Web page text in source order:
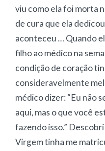
viu como ela foi morta
de cura que ela
aconteceu … Quando
filho ao médico na
condição de coração
consideravelmente
médico dizer: “Eu não
aqui, mas o que você
fazendo isso.”
Virgem tinha me